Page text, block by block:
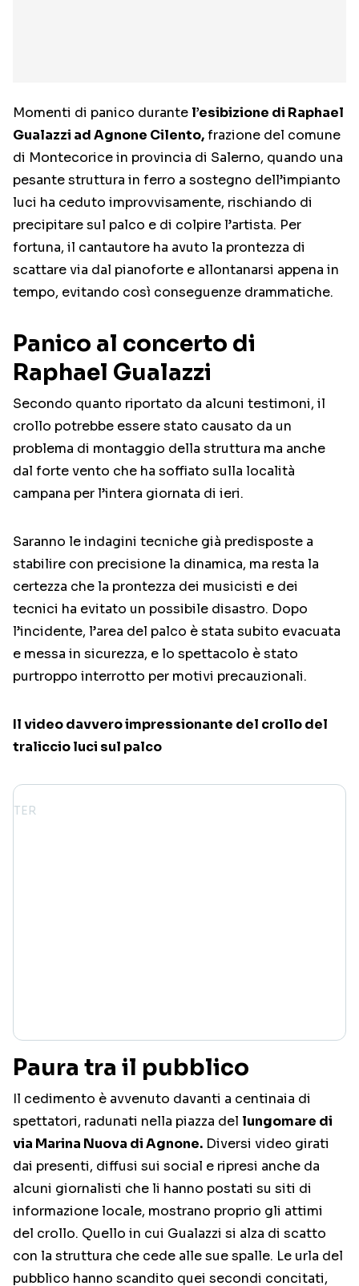
Momenti di panico durante l’esibizione di Raphael
Gualazzi ad Agnone Cilento,frazione del comune
di Montecorice in provincia di Salerno, quando una
pesante struttura in ferro a sostegno dell’impianto
luci ha ceduto improvvisamente, rischiando di
precipitare sul palco e di colpire l’artista. Per
fortuna, il cantautore ha avuto la prontezza di
scattare via dal pianoforte e allontanarsi appena in
tempo, evitando così conseguenze drammatiche.
Panico al concerto di
Raphael Gualazzi
Secondo quanto riportato da alcuni testimoni, il
crollo potrebbe essere stato causato da un
problema di montaggio della struttura ma anche
dal forte vento che ha soffiato sulla località
campana per l’intera giornata di ieri.
Saranno le indagini tecniche già predisposte a
stabilire con precisione la dinamica, ma resta la
certezza che la prontezza dei musicisti e dei
tecnici ha evitato un possibile disastro. Dopo
l’incidente, l’area del palco è stata subito evacuata
e messa in sicurezza, e lo spettacolo è stato
purtroppo interrotto per motivi precauzionali.
Il video davvero impressionante del crollo del
traliccio luci sul palco
Paura tra il pubblico
Il cedimento è avvenuto davanti a centinaia di
spettatori, radunati nella piazza del lungomare di
via Marina Nuova di Agnone. Diversi video girati
dai presenti, diffusi sui social e ripresi anche da
alcuni giornalisti che li hanno postati su siti di
informazione locale, mostrano proprio gli attimi
del crollo. Quello in cui Gualazzi si alza di scatto
con la struttura che cede alle sue spalle. Le urla del
pubblico hanno scandito quei secondi concitati,